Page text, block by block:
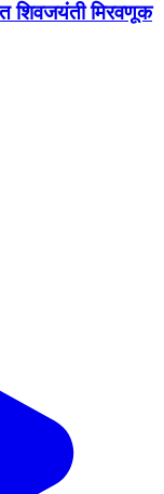
शिवजयंती मिरवणूक